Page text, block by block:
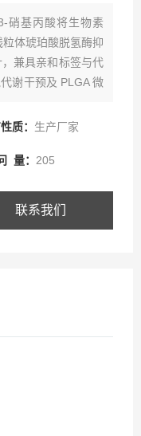
硝基丙酸将生物素
粒体琥珀酸脱氢酶抑
兼具亲和标签与代
谢干预及 PLGA 微
质： 生产厂家
量： 205
联系我们